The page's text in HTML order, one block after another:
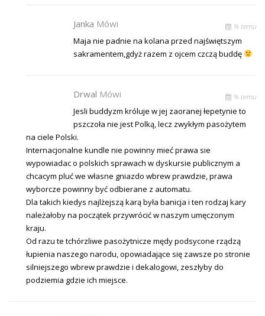
Janka Mówi % temu
Maja nie padnie na kolana przed najświętszym
sakramentem,gdyż razem z ojcem czczą buddę
Drwal Mówi % temu
Jesli buddyzm króluje w jej zaoranej łepetynie to
pszczoła nie jest Polką, lecz zwykłym pasożytem
na ciele Polski.
Internacjonalne kundle nie powinny mieć prawa sie
wypowiadac o polskich sprawach w dyskursie publicznym a
chcacym pluć we własne gniazdo wbrew prawdzie, prawa
wyborcze powinny być odbierane z automatu.
Dla takich kiedys najlżejszą karą była banicja i ten rodzaj kary
należałoby na początek przywrócić w naszym umęczonym
kraju.
Od razu te tchórzliwe pasożytnicze mędy podsycone rządzą
łupienia naszego narodu, opowiadające się zawsze po stronie
silniejszego wbrew prawdzie i dekalogowi, zeszłyby do
podziemia gdzie ich miejsce.